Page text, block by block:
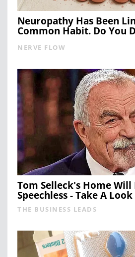
Neuropathy Has Been
Common Habit. Do You
NERVE FLOW
Tom Selleck's Home Will
Speechless - Take A Look
THE BUSINESS LEADS